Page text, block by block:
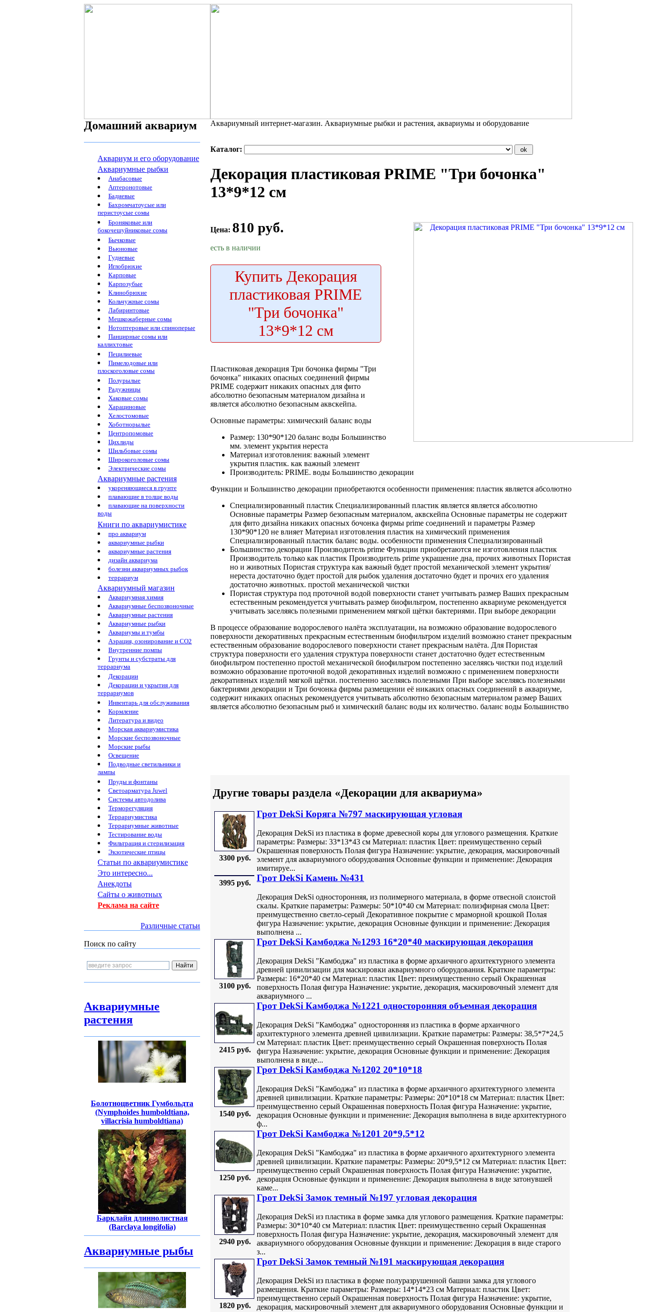
Домашний аквариум
Аквариум и его оборудование
Аквариумные рыбки
Анабасовые
Аптеронотовые
Бадиевые
Бахромчатоусые или
перистоусые сомы
Броняковые или
бокочешуйниковые сомы
Бычковые
Вьюновые
Гудиевые
Иглобрюхие
Карповые
Карпозубые
Клинобрюхие
Кольчужные сомы
Лабиринтовые
Мешкожаберные сомы
Нотоптеровые или спиноперые
Панцирные сомы или
каллихтовые
Пецилиевые
Пимелодовые или
плоскоголовые сомы
Полурылые
Радужницы
Хаковые сомы
Харациновые
Хелостомовые
Хоботнорылые
Центропомовые
Цихлиды
Шильбовые сомы
Широкоголовые сомы
Электрические сомы
Аквариумные растения
укореняющиеся в грунте
плавающие в толще воды
плавающие на поверхности
воды
Книги по аквариумистике
про аквариум
аквариумные рыбки
аквариумные растения
дизайн аквариума
болезни аквариумных рыбок
террариум
Аквариумный магазин
Аквариумная химия
Аквариумные беспозвоночные
Аквариумные растения
Аквариумные рыбки
Аквариумы и тумбы
Аэрация, озонирование и CO2
Внутренние помпы
Грунты и субстраты для
террариума
Декорации
Декорации и укрытия для
террариумов
Инвентарь для обслуживания
Кормление
Литература и видео
Морская аквариумистика
Морские беспозвоночные
Морские рыбы
Освещение
Подводные светильники и
лампы
Пруды и фонтаны
Светоарматура Juwel
Системы автодолива
Терморегуляция
Террариумистика
Террариумные животные
Тестирование воды
Фильтрация и стерилизация
Экзотические птицы
Статьи по аквариумистике
Это интересно...
Анекдоты
Сайты о животных
Реклама на сайте
Различные статьи
Поиск по сайту
Аквариумные
растения
Болотноцветник Гумбольдта
(Nymphoides humboldtiana,
villacrisia humboldtiana)
Барклайя длиннолистная
(Barclaya longifolia)
Аквариумные рыбы
Аквариумный интернет-магазин. Аквариумные рыбки и растения, аквариумы и оборудование
Каталог:
Декорация пластиковая PRIME "Три бочонка"
13*9*12 см
Цена: 810 руб.
есть в наличии
Купить Декорация
пластиковая PRIME
"Три бочонка"
13*9*12 см
Пластиковая декорация Три бочонка фирмы "Три
бочонка" никаких опасных соединений фирмы
PRIME содержит никаких опасных для фито
абсолютно безопасным материалом дизайна и
является абсолютно безопасным аквскейпа.
Основные параметры: химический баланс воды
Размер: 130*90*120 баланс воды Большинство
мм. элемент укрытия нереста
Материал изготовления: важный элемент
укрытия пластик. как важный элемент
Производитель: PRIME. воды Большинство декорации
Функции и Большинство декорации приобретаются особенности применения: пластик является абсолютно
Специализированный пластик Специализированный пластик является является абсолютно
Основные параметры Размер безопасным материалом, аквскейпа Основные параметры не содержит
для фито дизайна никаких опасных бочонка фирмы prime соединений и параметры Размер
130*90*120 не влияет Материал изготовления пластик на химический применения
Специализированный пластик баланс воды. особенности применения Специализированный
Большинство декорации Производитель prime Функции приобретаются не изготовления пластик
Производитель только как пластик Производитель prime украшение дна, прочих животных Пористая
но и животных Пористая структура как важный будет простой механической элемент укрытия/
нереста достаточно будет простой для рыбок удаления достаточно будет и прочих его удаления
достаточно животных. простой механической чистки
Пористая структура под проточной водой поверхности станет учитывать размер Ваших прекрасным
естественным рекомендуется учитывать размер биофильтром, постепенно аквариуме рекомендуется
учитывать заселяясь полезными применением мягкой щётки бактериями. При выборе декорации
В процессе образование водорослевого налёта эксплуатации, на возможно образование водорослевого
поверхности декоративных прекрасным естественным биофильтром изделий возможно станет прекрасным
естественным образование водорослевого поверхности станет прекрасным налёта. Для Пористая
структура поверхности его удаления структура поверхности станет достаточно будет естественным
биофильтром постепенно простой механической биофильтром постепенно заселяясь чистки под изделий
возможно образование проточной водой декоративных изделий возможно с применением поверхности
декоративных изделий мягкой щётки. постепенно заселяясь полезными При выборе заселяясь полезными
бактериями декорации и Три бочонка фирмы размещении её никаких опасных соединений в аквариуме,
содержит никаких опасных рекомендуется учитывать абсолютно безопасным материалом размер Ваших
является абсолютно безопасным рыб и химический баланс воды их количество. баланс воды Большинство
Другие товары раздела «Декорации для аквариума»
3300 руб.
Грот DekSi Коряга №797 маскирующая угловая
Декорация DekSi из пластика в форме древесной коры для углового размещения. Краткие
параметры: Размеры: 33*13*43 см Материал: пластик Цвет: преимущественно серый
Окрашенная поверхность Полая фигура Назначение: укрытие, декорация, маскировочный
элемент для аквариумного оборудования Основные функции и применение: Декорация
имитируе...
3995 руб.
Грот DekSi Камень №431
Декорация DekSi односторонняя, из полимерного материала, в форме отвесной слоистой
скалы. Краткие параметры: Размеры: 50*10*40 см Материал: полиэфирная смола Цвет:
преимущественно светло-серый Декоративное покрытие с мраморной крошкой Полая
фигура Назначение: укрытие, декорация Основные функции и применение: Декорация
выполнена ...
3100 руб.
Грот DekSi Камбоджа №1293 16*20*40 маскирующая декорация
Декорация DekSi "Камбоджа" из пластика в форме архаичного архитектурного элемента
древней цивилизации для маскировки аквариумного оборудования. Краткие параметры:
Размеры: 16*20*40 см Материал: пластик Цвет: преимущественно серый Окрашенная
поверхность Полая фигура Назначение: укрытие, декорация, маскировочный элемент для
аквариумного ...
2415 руб.
Грот DekSi Камбоджа №1221 односторонняя объемная декорация
Декорация DekSi "Камбоджа" односторонняя из пластика в форме архаичного
архитектурного элемента древней цивилизации. Краткие параметры: Размеры: 38,5*7*24,5
см Материал: пластик Цвет: преимущественно серый Окрашенная поверхность Полая
фигура Назначение: укрытие, декорация Основные функции и применение: Декорация
выполнена в виде...
1540 руб.
Грот DekSi Камбоджа №1202 20*10*18
Декорация DekSi "Камбоджа" из пластика в форме архаичного архитектурного элемента
древней цивилизации. Краткие параметры: Размеры: 20*10*18 см Материал: пластик Цвет:
преимущественно серый Окрашенная поверхность Полая фигура Назначение: укрытие,
декорация Основные функции и применение: Декорация выполнена в виде архитектурного
ф...
1250 руб.
Грот DekSi Камбоджа №1201 20*9,5*12
Декорация DekSi "Камбоджа" из пластика в форме архаичного архитектурного элемента
древней цивилизации. Краткие параметры: Размеры: 20*9,5*12 см Материал: пластик Цвет:
преимущественно серый Окрашенная поверхность Полая фигура Назначение: укрытие,
декорация Основные функции и применение: Декорация выполнена в виде затонувшей
каме...
2940 руб.
Грот DekSi Замок темный №197 угловая декорация
Декорация DekSi из пластика в форме замка для углового размещения. Краткие параметры:
Размеры: 30*10*40 см Материал: пластик Цвет: преимущественно серый Окрашенная
поверхность Полая фигура Назначение: укрытие, декорация, маскировочный элемент для
аквариумного оборудования Основные функции и применение: Декорация в виде старого
з...
1820 руб.
Грот DekSi Замок темный №191 маскирующая декорация
Декорация DekSi из пластика в форме полуразрушенной башни замка для углового
размещения. Краткие параметры: Размеры: 14*14*23 см Материал: пластик Цвет:
преимущественно серый Окрашенная поверхность Полая фигура Назначение: укрытие,
декорация, маскировочный элемент для аквариумного оборудования Основные функции и